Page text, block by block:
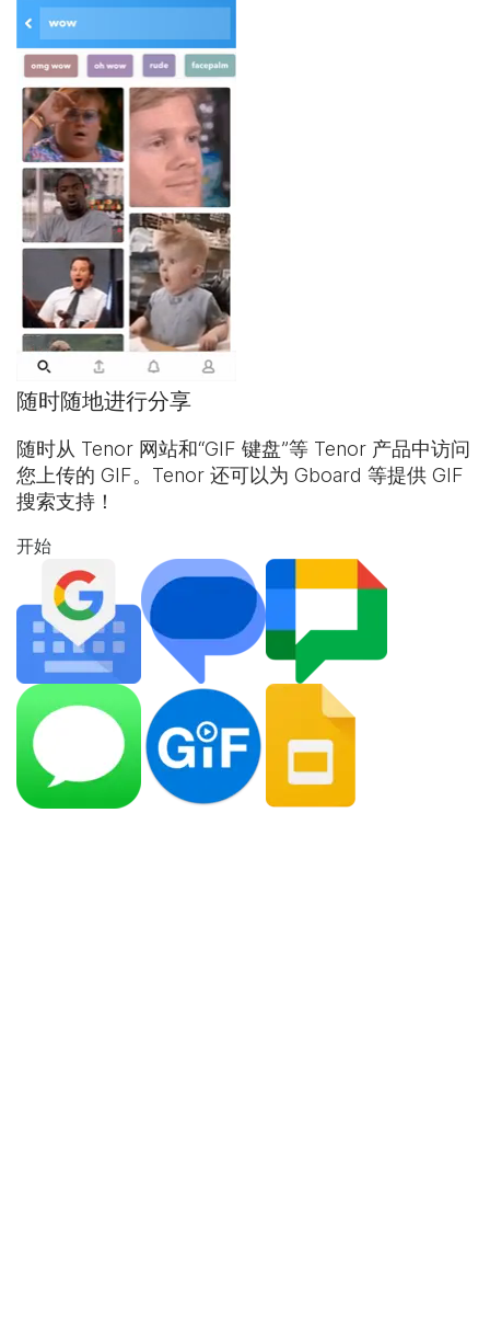
随时随地进行分享
随时从 Tenor 网站和“GIF 键盘”等 Tenor 产品中访问
您上传的 GIF。Tenor 还可以为 Gboard 等提供 GIF
搜索支持！
开始